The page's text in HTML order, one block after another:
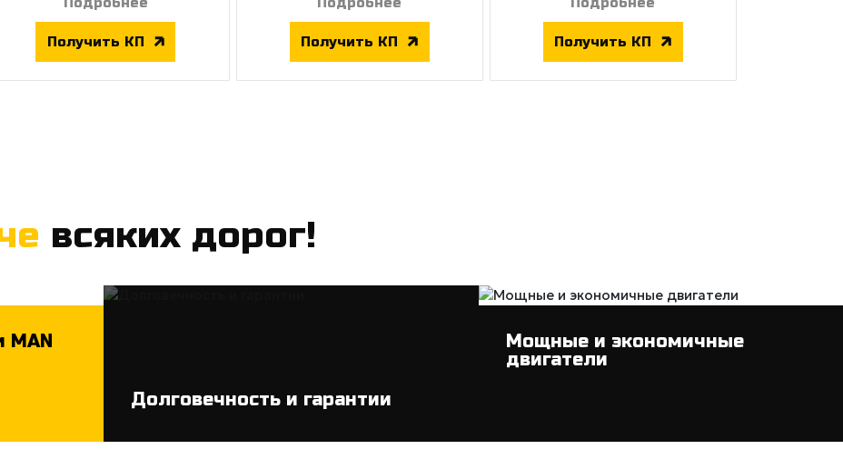
Получить КП Получить КП Получить КП
всяких дорог!
MAN
Долговечность и гарантии
Мощные и экономичные
двигатели